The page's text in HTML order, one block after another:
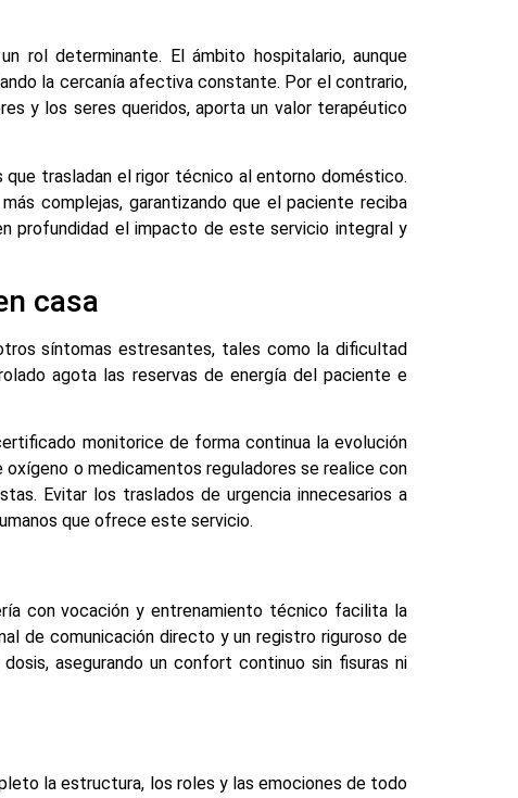
rol determinante. El ámbito hospitalario, aunque
la cercanía afectiva constante. Por el contrario,
y los seres queridos, aporta un valor terapéutico
trasladan el rigor técnico al entorno doméstico.
complejas, garantizando que el paciente reciba
profundidad el impacto de este servicio integral y
casa
síntomas estresantes, tales como la dificultad
agota las reservas de energía del paciente e
monitorice de forma continua la evolución
o medicamentos reguladores se realice con
Evitar los traslados de urgencia innecesarios a
que ofrece este servicio.
con vocación y entrenamiento técnico facilita la
de comunicación directo y un registro riguroso de
asegurando un confort continuo sin fisuras ni
la estructura, los roles y las emociones de todo